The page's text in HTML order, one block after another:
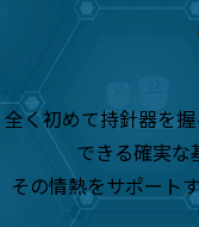
全く初めて持針器を
できる確実な
その情熱をサポート